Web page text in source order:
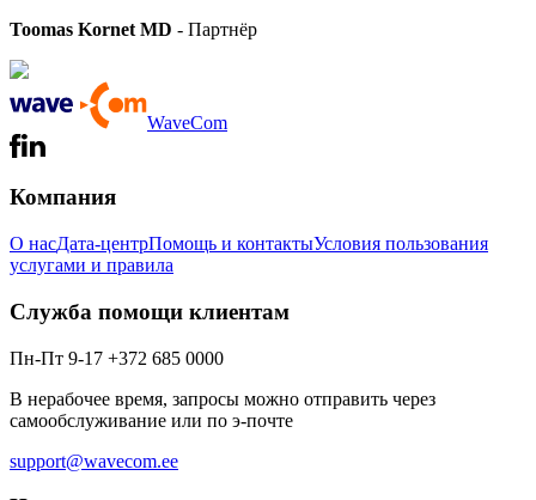
Toomas Kornet MD - Партнёр
WaveCom
Компания
О насДата-центрПомощь и контактыУсловия пользования
услугами и правила
Служба помощи клиентам
Пн-Пт 9-17 +372 685 0000
В нерабочее время, запросы можно отправить через
самообслуживание или по э-почте
support@wavecom.ee